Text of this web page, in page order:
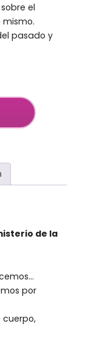
el
mismo.
pasado y
de la
por